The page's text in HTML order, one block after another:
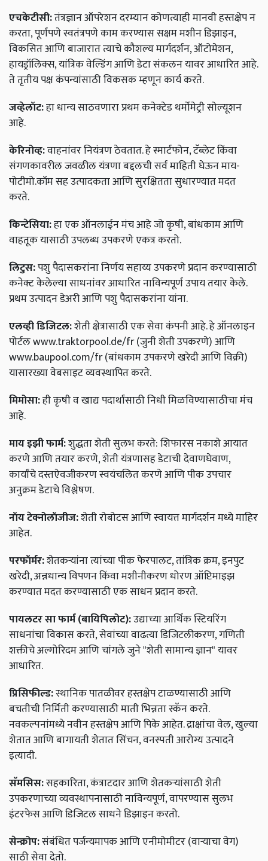
एचकेटीसी:तंत्रज्ञान ऑपरेशन दरम्यान कोणत्याही मानवी हस्तक्षेप न
करता, पूर्णपणे स्वतंत्रपणे काम करण्यास सक्षम मशीन डिझाइन,
विकसित आणि बाजारात त्याचे कौशल्य मार्गदर्शन, ऑटोमेशन,
हायड्रॉलिक्स, यांत्रिक वेल्डिंग आणि डेटा संकलन यावर आधारित आहे.
ते तृतीय पक्ष कंपन्यांसाठी विकसक म्हणून कार्य करते.
जव्हेलॉट:हा धान्य साठवणारा प्रथम कनेक्टेड थर्मोमेट्री सोल्यूशन
आहे.
केरिनोव्ह:वाहनांवर नियंत्रण ठेवतात. हे स्मार्टफोन, टॅब्लेट किंवा
संगणकावरील जवळील यंत्रणा बद्दलची सर्व माहिती घेऊन माय-
पोटीमो.कॉम सह उत्पादकता आणि सुरक्षितता सुधारण्यात मदत
करते.
किन्टेसिया:हा एक ऑनलाईन मंच आहे जो कृषी, बांधकाम आणि
वाहतूक यासाठी उपलब्ध उपकरणे एकत्र करतो.
लिटुस:पशु पैदासकरांना निर्णय सहाय्य उपकरणे प्रदान करण्यासाठी
कनेक्ट केलेल्या साधनांवर आधारित नाविन्यपूर्ण उपाय तयार केले.
प्रथम उत्पादन डेअरी आणि पशु पैदासकरांना यांना.
एलव्ही डिजिटल:शेती क्षेत्रासाठी एक सेवा कंपनी आहे. हे ऑनलाइन
पोर्टल www.traktorpool.de/fr (जुनी शेती उपकरणे) आणि
www.baupool.com/fr (बांधकाम उपकरणे खरेदी आणि विक्री)
यासारख्या वेबसाइट व्यवस्थापित करते.
मिमोसा:ही कृषी व खाद्य पदार्थांसाठी निधी मिळविण्यासाठीचा मंच
आहे.
माय इझी फार्म:शुद्धता शेती सुलभ करते: शिफारस नकाशे आयात
करणे आणि तयार करणे, शेती यंत्रणासह डेटाची देवाणघेवाण,
कार्यांचे दस्तऐवजीकरण स्वयंचलित करणे आणि पीक उपचार
अनुक्रम डेटाचे विश्लेषण.
नॉय टेक्नोलॉजीज:शेती रोबोटस आणि स्वायत्त मार्गदर्शन मध्ये माहिर
आहेत.
परफॉर्मर:शेतकऱ्यांना त्यांच्या पीक फेरपालट, तांत्रिक क्रम, इनपुट
खरेदी, अन्नधान्य विपणन किंवा मशीनीकरण धोरण ऑप्टिमाइझ
करण्यात मदत करण्यासाठी एक साधन प्रदान करते.
पायलटर सा फार्म (बायिपिलोट):उद्याच्या आर्थिक स्टियरिंग
साधनांचा विकास करते, सेवांच्या वाढत्या डिजिटलीकरण, गणिती
शक्तीचे अल्गोरिदम आणि चांगले जुने "शेती सामान्य ज्ञान" यावर
आधारित.
प्रिसिफील्ड:स्थानिक पातळीवर हस्तक्षेप टाळण्यासाठी आणि
बचतीची निर्मिती करण्यासाठी माती भिन्नता स्कॅन करते.
नवकल्पनांमध्ये नवीन हस्तक्षेप आणि पिके आहेत. द्राक्षांचा वेल, खुल्या
शेतात आणि बागायती शेतात सिंचन, वनस्पती आरोग्य उत्पादने
इत्यादी.
सॅमसिस:सहकारिता, कंत्राटदार आणि शेतकऱ्यांसाठी शेती
उपकरणाच्या व्यवस्थापनासाठी नाविन्यपूर्ण, वापरण्यास सुलभ
इंटरफेस आणि डिजिटल साधने डिझाइन करतो.
सेन्क्रोप:संबंधित पर्जन्यमापक आणि एनीमोमीटर (वाऱ्याचा वेग)
साठी सेवा देतो.